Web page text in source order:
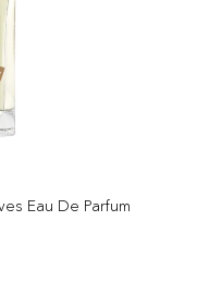
Eau De Parfum